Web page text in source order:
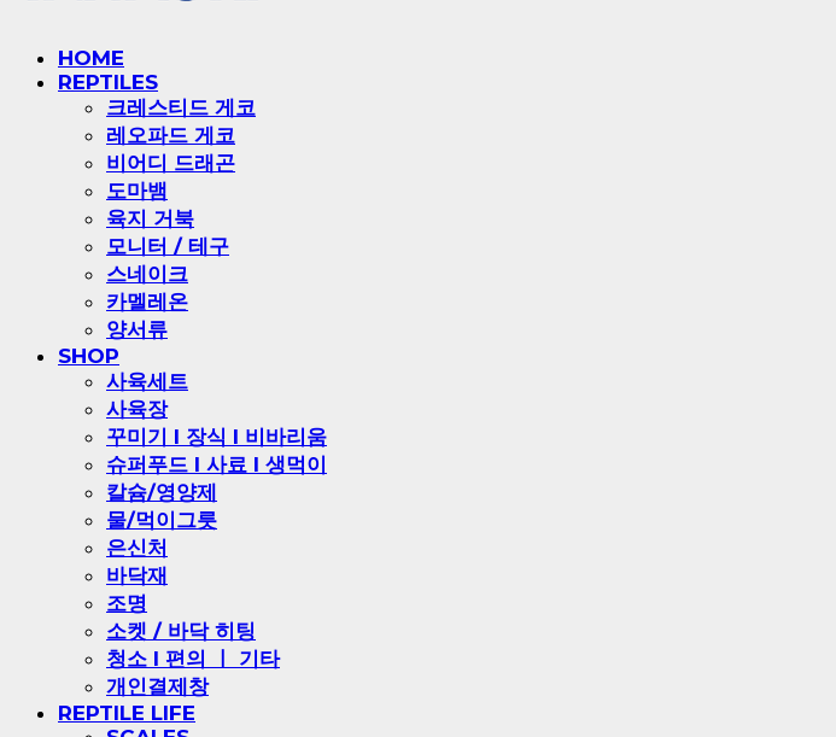
HOME
REPTILES
크레스티드 게코
레오파드 게코
비어디 드래곤
도마뱀
육지 거북
모니터 / 테구
스네이크
카멜레온
양서류
SHOP
사육세트
사육장
꾸미기 l 장식 l 비바리움
슈퍼푸드 l 사료 l 생먹이
칼슘/영양제
물/먹이그릇
은신처
바닥재
조명
소켓 / 바닥 히팅
청소 l 편의 ㅣ 기타
개인결제창
REPTILE LIFE